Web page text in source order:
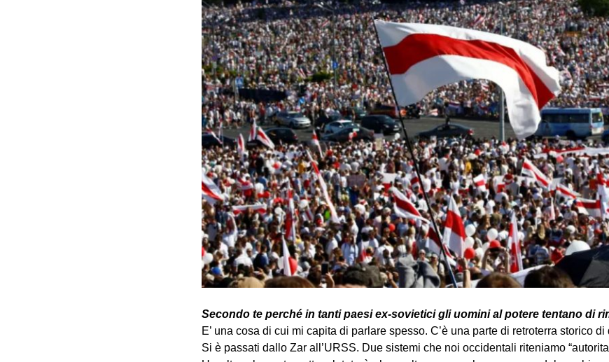
Secondo te perché in tanti paesi ex-sovietici gli uomini al potere tentano di
E’ una cosa di cui mi capita di parlare spesso. C’è una parte di retroterra storico di
Si è passati dallo Zar all’URSS. Due sistemi che noi occidentali riteniamo